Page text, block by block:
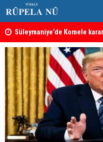
Süleymaniye’de Komele